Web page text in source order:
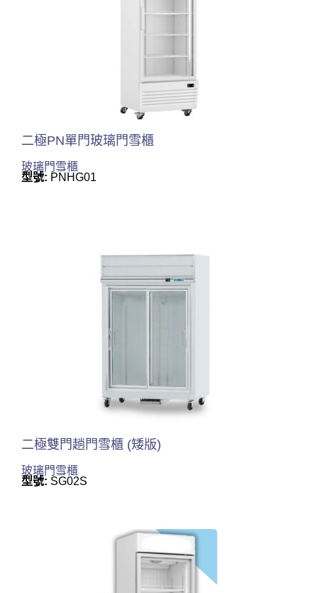
二極PN單門玻璃門雪櫃
玻璃門雪櫃
型號: PNHG01
二極雙門趟門雪櫃 (矮版)
玻璃門雪櫃
型號: SG02S